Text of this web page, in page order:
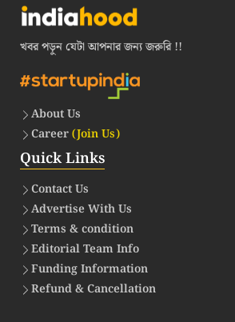
খবর পড়ুন যেটা আপনার জন্য জরুরি !!
About Us
Career(Join Us)
Quick Links
Contact Us
Advertise With Us
Terms & condition
Editorial Team Info
Funding Information
Refund & Cancellation